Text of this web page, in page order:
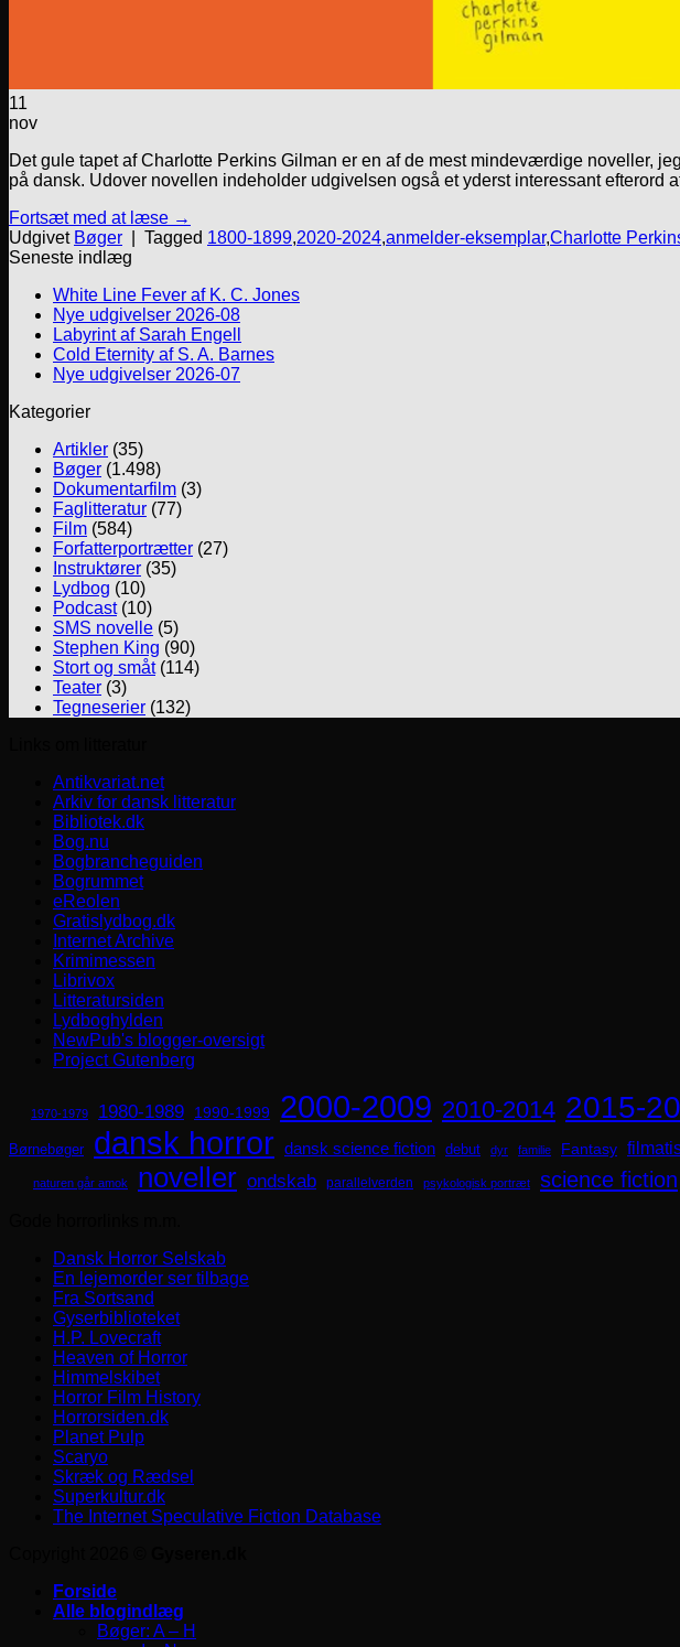
11
nov
Det gule tapet af Charlotte Perkins Gilman er en af de mest mindeværdige noveller,
på dansk. Udover novellen indeholder udgivelsen også et yderst interessant
Fortsæt med at læse →
Udgivet Bøger Tagged 1800-1899,2020-2024,anmelder-eksemplar,Charlotte
Seneste indlæg
White Line Fever af K. C. Jones
Nye udgivelser 2026-08
Labyrint af Sarah Engell
Cold Eternity af S. A. Barnes
Nye udgivelser 2026-07
Kategorier
Artikler (35)
Bøger (1.498)
Dokumentarfilm (3)
Faglitteratur (77)
Film (584)
Forfatterportrætter (27)
Instruktører (35)
Lydbog (10)
Podcast(10)
SMS novelle (5)
Stephen King (90)
Stort og småt(114)
Teater (3)
Tegneserier (132)
Antikvariat.net
Arkiv for dansk litteratur
Bibliotek.dk
Bog.nu
Bogbrancheguiden
Bogrummet
eReolen
Gratislydbog.dk
Internet Archive
Krimimessen
Librivox
Litteratursiden
Lydboghylden
NewPub's blogger-oversigt
Project Gutenberg
1970-1979 1980-1989 1990-1999 2000-2009 2010-2014 2015-
Børnebøger dansk horror dansk science fiction debut dyr familie Fantasy
naturen går amok noveller ondskab parallelverden psykologisk portræt science fiction
Dansk Horror Selskab
En lejemorder ser tilbage
Fra Sortsand
Gyserbiblioteket
H.P. Lovecraft
Heaven of Horror
Himmelskibet
Horror Film History
Horrorsiden.dk
Planet Pulp
Scaryo
Skræk og Rædsel
Superkultur.dk
The Internet Speculative Fiction Database
Forside
Alle blogindlæg
Bøger: A – H